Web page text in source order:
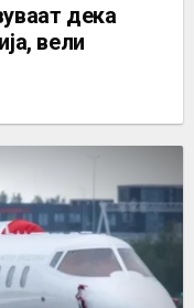
дека
вели